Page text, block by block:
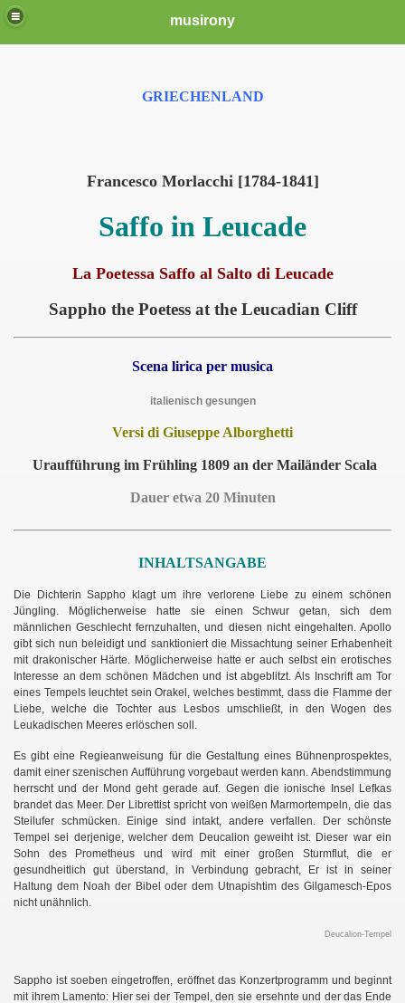
musirony
GRIECHENLAND
Francesco Morlacchi [1784-1841]
Saffo in Leucade
La Poetessa Saffo al Salto di Leucade
Sappho the Poetess at the Leucadian Cliff
Scena lirica per musica
italienisch gesungen
Versi di Giuseppe Alborghetti
Uraufführung im Frühling 1809 an der Mailänder Scala
Dauer etwa 20 Minuten
INHALTSANGABE
Die Dichterin Sappho klagt um ihre verlorene Liebe zu einem schönen
Jüngling. Möglicherweise hatte sie einen Schwur getan, sich dem
männlichen Geschlecht fernzuhalten, und diesen nicht eingehalten. Apollo
gibt sich nun beleidigt und sanktioniert die Missachtung seiner Erhabenheit
mit drakonischer Härte. Möglicherweise hatte er auch selbst ein erotisches
Interesse an dem schönen Mädchen und ist abgeblitzt. Als Inschrift am Tor
eines Tempels leuchtet sein Orakel, welches bestimmt, dass die Flamme der
Liebe, welche die Tochter aus Lesbos umschließt, in den Wogen des
Leukadischen Meeres erlöschen soll.
Es gibt eine Regieanweisung für die Gestaltung eines Bühnenprospektes,
damit einer szenischen Aufführung vorgebaut werden kann. Abendstimmung
herrscht und der Mond geht gerade auf. Gegen die ionische Insel Lefkas
brandet das Meer. Der Librettist spricht von weißen Marmortempeln, die das
Steilufer schmücken. Einige sind intakt, andere verfallen. Der schönste
Tempel sei derjenige, welcher dem Deucalion geweiht ist. Dieser war ein
Sohn des Prometheus und wird mit einer großen Sturmflut, die er
gesundheitlich gut überstand, in Verbindung gebracht, Er ist in seiner
Haltung dem Noah der Bibel oder dem Utnapishtim des Gilgamesch-Epos
nicht unähnlich.
Deucalion-Tempel
Sappho ist soeben eingetroffen, eröffnet das Konzertprogramm und beginnt
mit ihrem Lamento: Hier sei der Tempel, den sie ersehnte und der das Ende